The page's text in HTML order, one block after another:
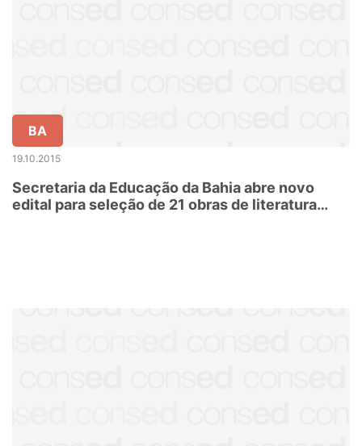
BA
19.10.2015
Secretaria da Educação da Bahia abre novo
edital para seleção de 21 obras de literatura